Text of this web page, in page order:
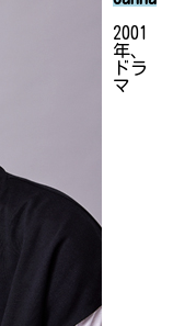
2001
年、
ドラ
マ